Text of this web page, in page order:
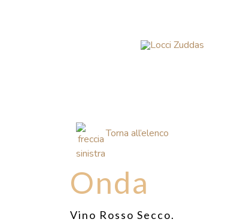
Torna all’elenco
Onda
Vino Rosso Secco.